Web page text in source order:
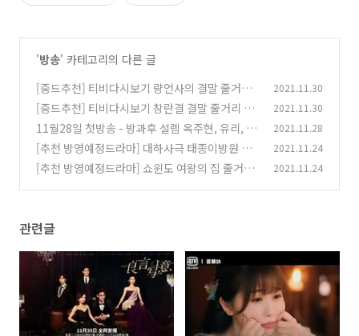
'방송' 카테고리의 다른 글
[중드추천] 티비다시보기 량언사의 결말 줄거리
등장인물 성소
(0)
2021.11.30
[중드추천] 티비다시보기 창란결 결말 줄거리 등
장인물
(0)
2021.11.30
11월28일 첫방송 - 방과후 설렘 옥주현, 유리, 아
이키, 소연 (0)
2021.11.28
[추천 방영예정드라마] 대하사극 태종이방원 등
장인물, 줄거리 (0)
2021.11.24
[추천 방영예정드라마] 쇼윈도 여왕의 집 줄거리,
2021.11.24
관련글